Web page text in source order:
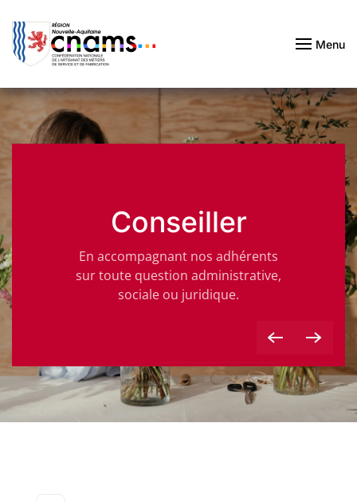
Passer au contenu principal Menu
Conseiller
En accompagnant nos adhérents
sur toute question administrative,
sociale ou juridique.